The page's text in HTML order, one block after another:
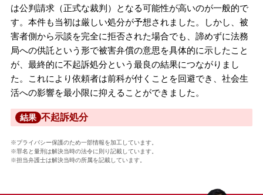
は公判請求（正式な裁判）となる可能性が高いのが一般的で
す。本件も当初は厳しい処分が予想されました。しかし、被
害者側から示談を完全に拒否された場合でも、諦めずに法務
局への供託という形で被害弁償の意思を具体的に示したこと
が、最終的に不起訴処分という最良の結果につながりまし
た。これにより依頼者は前科が付くことを回避でき、社会生
活への影響を最小限に抑えることができました。
結果 不起訴処分
※プライバシー保護のため一部情報を加工しています。
※罪名と量刑は解決当時の法令に則り記載しています。
※担当弁護士は解決当時の所属を記載しています。